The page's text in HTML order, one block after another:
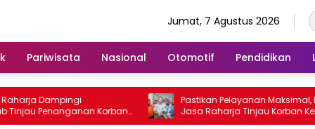
Jumat, 7 Agustus 2026
Pariwisata Nasional Otomotif Pendidikan
Dampingi
Penanganan Korban
II di RS PHC
Pastikan Pelayanan Maksimal,
Jasa Raharja Tinjau Korban
KM Mutiara Sentosa II